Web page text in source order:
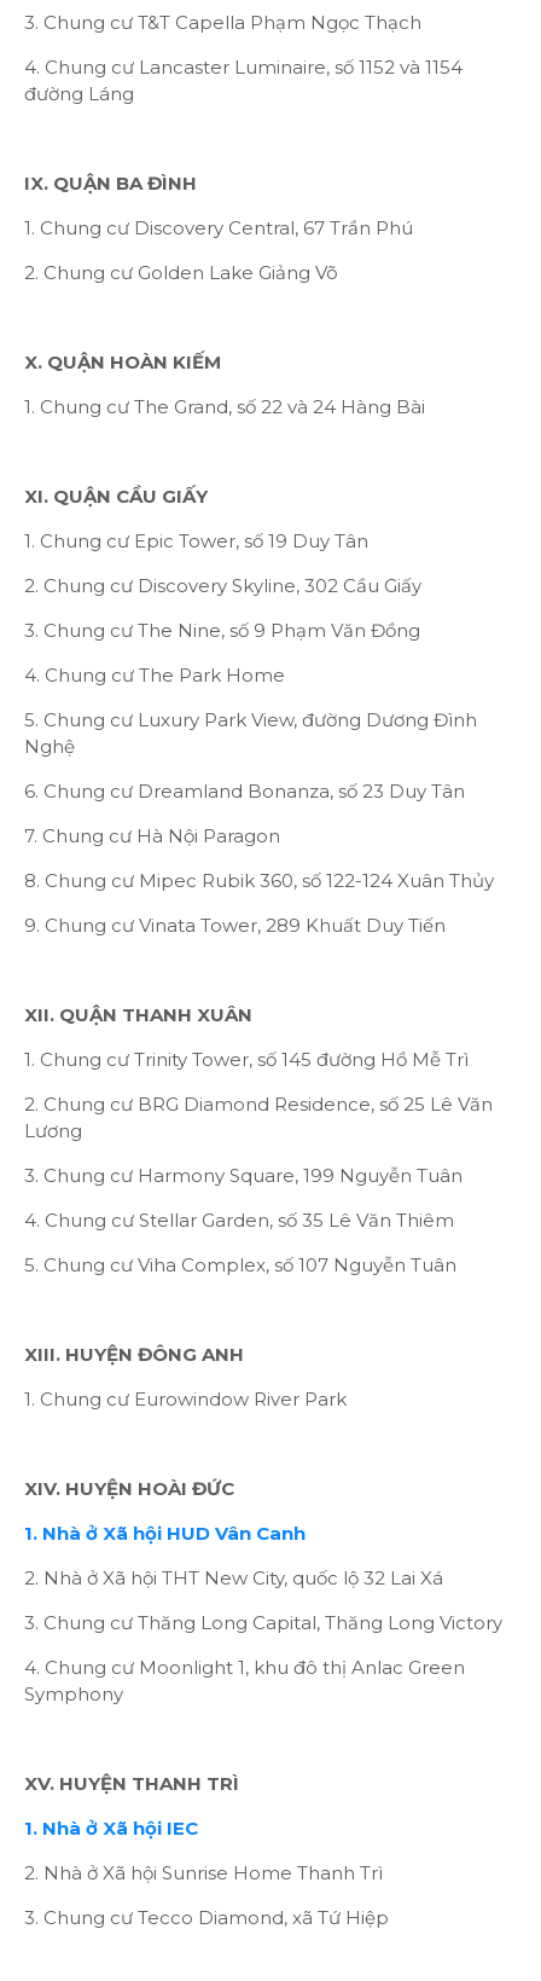
3. Chung cư T&T Capella Phạm Ngọc Thạch
4. Chung cư Lancaster Luminaire, số 1152 và 1154
đường Láng
IX. QUẬN BA ĐÌNH
1. Chung cư Discovery Central, 67 Trần Phú
2. Chung cư Golden Lake Giảng Võ
X. QUẬN HOÀN KIẾM
1. Chung cư The Grand, số 22 và 24 Hàng Bài
XI. QUẬN CẦU GIẤY
1. Chung cư Epic Tower, số 19 Duy Tân
2. Chung cư Discovery Skyline, 302 Cầu Giấy
3. Chung cư The Nine, số 9 Phạm Văn Đồng
4. Chung cư The Park Home
5. Chung cư Luxury Park View, đường Dương Đình
Nghệ
6. Chung cư Dreamland Bonanza, số 23 Duy Tân
7. Chung cư Hà Nội Paragon
8. Chung cư Mipec Rubik 360, số 122-124 Xuân Thủy
9. Chung cư Vinata Tower, 289 Khuất Duy Tiến
XII. QUẬN THANH XUÂN
1. Chung cư Trinity Tower, số 145 đường Hồ Mễ Trì
2. Chung cư BRG Diamond Residence, số 25 Lê Văn
Lương
3. Chung cư Harmony Square, 199 Nguyễn Tuân
4. Chung cư Stellar Garden, số 35 Lê Văn Thiêm
5. Chung cư Viha Complex, số 107 Nguyễn Tuân
XIII. HUYỆN ĐÔNG ANH
1. Chung cư Eurowindow River Park
XIV. HUYỆN HOÀI ĐỨC
1. Nhà ở Xã hội HUD Vân Canh
2. Nhà ở Xã hội THT New City, quốc lộ 32 Lai Xá
3. Chung cư Thăng Long Capital, Thăng Long Victory
4. Chung cư Moonlight 1, khu đô thị Anlac Green
Symphony
XV. HUYỆN THANH TRÌ
1. Nhà ở Xã hội IEC
2. Nhà ở Xã hội Sunrise Home Thanh Trì
3. Chung cư Tecco Diamond, xã Tứ Hiệp